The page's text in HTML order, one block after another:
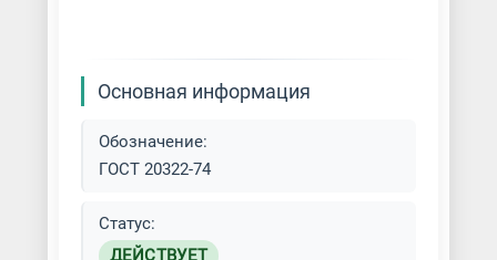
Основная информация
Обозначение:
ГОСТ 20322-74
Статус:
ДЕЙСТВУЕТ